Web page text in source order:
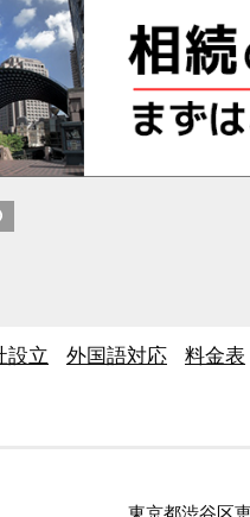
設立 外国語対応 料金表
東京都渋谷区